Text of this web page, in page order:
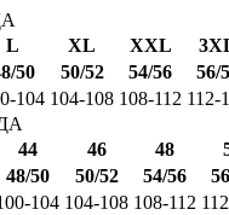
L XL XXL
50 50/52 54/56
56/
104 104-108 108-112 112-
44 46 48
48/50 50/52 54/56
104 104-108 108-112